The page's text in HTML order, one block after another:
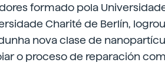
formado pola
Charité de Berlín,
nova clase de
o proceso de reparación